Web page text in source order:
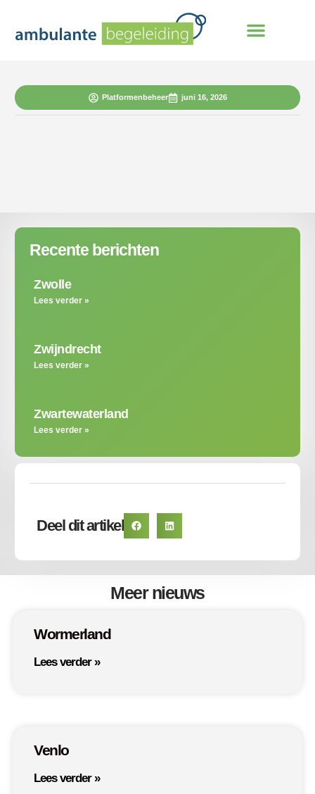
Platformenbeheer juni 16, 2026
Deel dit artikel
Recente berichten
Zwolle
Lees verder »
Zwijndrecht
Lees verder »
Zwartewaterland
Lees verder »
Meer nieuws
Wormerland
Lees verder »
Venlo
Lees verder »